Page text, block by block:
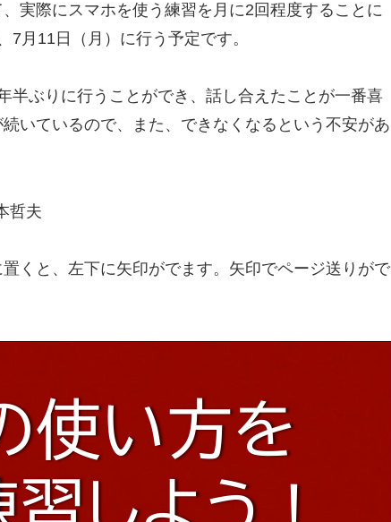
実際にスマホを使う練習を月に2回程度することに
月11日（月）に行う予定です。
半ぶりに行うことができ、話し合えたことが一番喜
いているので、また、できなくなるという不安があ
夫
くと、左下に矢印がでます。矢印でページ送りがで